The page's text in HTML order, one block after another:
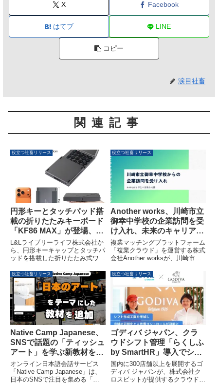
X Facebook
はてブ LINE
コピー
涙目社畜
関連記事
役立つ社畜リリース
円形キーとタッチパッド搭
載の折りたたみキーボード
「KF86 MAX」が登場、快
適なモバイルワークを実現
L&Lライブリーライフ株式会社か
ら、円形キーキャップとタッチパ
ッドを搭載した折りたたみ式ワイ
が発売されました。価格は4,780
円（税込）です。本製品は、持ち
運びやすさと快適な入力体験を両
立させ、外出先でのモバイルワー
クの課題解決を目指しています。
役立つ社畜リリース
Another works、川崎市立
御幸中学校の企業訪問を受
け入れ、未来のキャリアを
考える学生を支援
複業マッチングプラットフォーム
「複業クラウド」を運営する株式
会社Another worksが、川崎市立
たことを発表しました。この取り
組みは、中学生が多様な働き方や
将来のキャリア選択肢を早期に知
る機会を提供し、未来を創る学生
たちの挑戦を応援するものです。
役立つ社畜リリース
Native Camp Japanese、
SNSで話題の「ティッシュ
アート」を学ぶ新教材を追
加
オンライン日本語会話サービス
「Native Camp Japanese」は、
日本のSNSで注目を集める「話
役立つ社畜リリース
ゴディバ ジャパン、クラ
ウドシフト管理「らくしふ
by SmartHR」導入でシフ
ト作成時間を半減
国内に300店舗以上を展開するゴ
ディバ ジャパンが、株式会社ク
ロスビットが提供するクラウドシ